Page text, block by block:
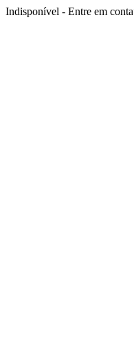
Indisponível - Entre em